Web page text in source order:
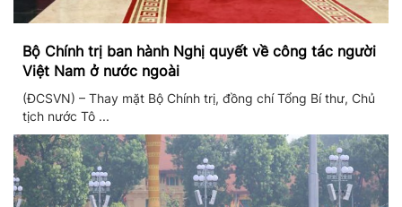
Bộ Chính trị ban hành Nghị quyết về công tác người
Việt Nam ở nước ngoài
(ĐCSVN) – Thay mặt Bộ Chính trị, đồng chí Tổng Bí thư, Chủ
tịch nước Tô ...